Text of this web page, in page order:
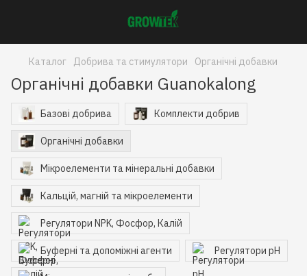
Каталог Добрива та стимулятори Органічні добавки
Органічні добавки Guanokalong
Базові добрива Комплекти добрив
Органічні добавки
Мікроелементи та мінеральні добавки
Кальцій, магній та мікроелементи
Регулятори NPK, Фосфор, Калій
Буферні та допоміжні агенти Регулятори pH